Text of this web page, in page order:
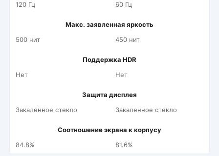
120 Гц
60 Гц
Макс. заявленная яркость
500 нит
450 нит
Поддержка HDR
Нет
Нет
Защита дисплея
Закаленное стекло
Закаленное стекло
Соотношение экрана к корпусу
84.8%
81.6%